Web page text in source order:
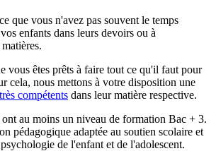
que vous n'avez pas souvent le temps
enfants dans leurs devoirs ou à
vous êtes prêts à faire tout ce qu'il faut pour
cela, nous mettons à votre disposition une
compétents dans leur matière respective.
ont au moins un niveau de formation Bac + 3.
pédagogique adaptée au soutien scolaire et
de l'enfant et de l'adolescent.